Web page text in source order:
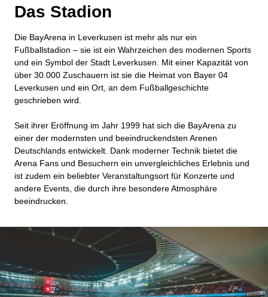
Das Stadion
Die BayArena in Leverkusen ist mehr als nur ein
Fußballstadion – sie ist ein Wahrzeichen des modernen Sports
und ein Symbol der Stadt Leverkusen. Mit einer Kapazität von
über 30.000 Zuschauern ist sie die Heimat von Bayer 04
Leverkusen und ein Ort, an dem Fußballgeschichte
geschrieben wird.
Seit ihrer Eröffnung im Jahr 1999 hat sich die BayArena zu
einer der modernsten und beeindruckendsten Arenen
Deutschlands entwickelt. Dank moderner Technik bietet die
Arena Fans und Besuchern ein unvergleichliches Erlebnis und
ist zudem ein beliebter Veranstaltungsort für Konzerte und
andere Events, die durch ihre besondere Atmosphäre
beeindrucken.